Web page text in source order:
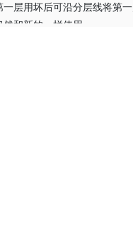
一层用坏后可沿分层线将第
和新的一样使用。